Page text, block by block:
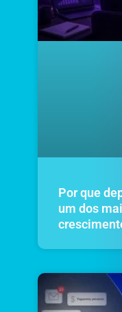
Por que
um dos